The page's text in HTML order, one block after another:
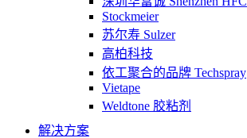
Stockmeier
苏尔寿 Sulzer
高柏科技
依工聚合的品牌 Techspray
Vietape
Weldtone 胶粘剂
解决方案